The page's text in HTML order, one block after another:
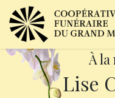
À
Lise